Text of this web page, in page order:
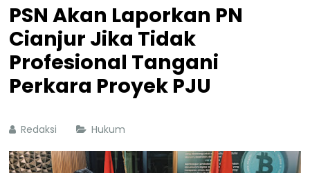
PSN Akan Laporkan PN
Cianjur Jika Tidak
Profesional Tangani
Perkara Proyek PJU
Redaksi Hukum